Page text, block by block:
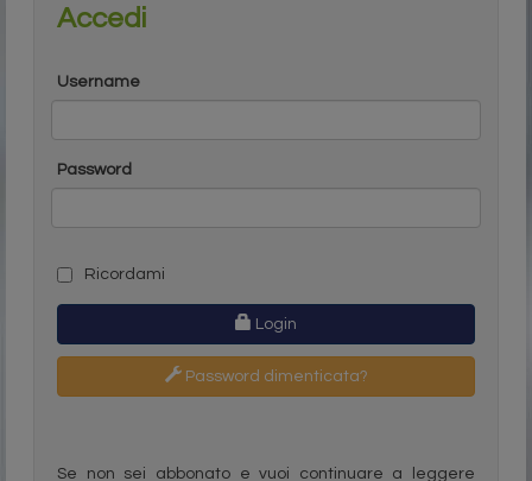
Accedi
Username
Password
Ricordami
Login
Password dimenticata?
Se non sei abbonato e vuoi continuare a leggere